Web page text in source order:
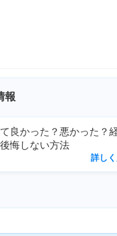
報
？悪かった？経験者
方法
詳しく見る↗